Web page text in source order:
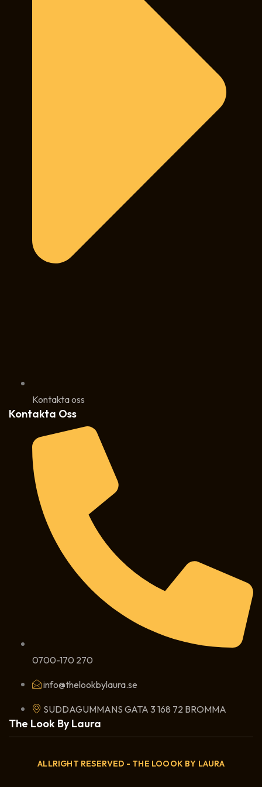
Kontakta oss
Kontakta Oss
0700-170 270
info@thelookbylaura.se
SUDDAGUMMANS GATA 3 168 72 BROMMA
The Look By Laura
ALLRIGHT RESERVED - THE LOOOK BY LAURA